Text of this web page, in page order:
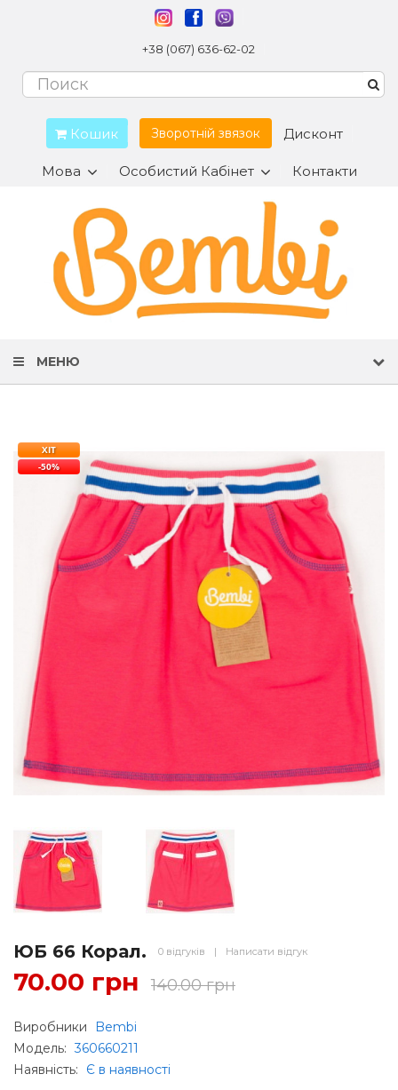
+38 (067) 636-62-02
Кошик Зворотній звязок Дисконт
Мова Особистий Кабінет Контакти
МЕНЮ
ХІТ
-50%
ЮБ 66 Корал. 0 відгуків | Написати відгук
70.00 грн 140.00 грн
Виробники
Bembi
Модель: 360660211
Наявність:
Є в наявності